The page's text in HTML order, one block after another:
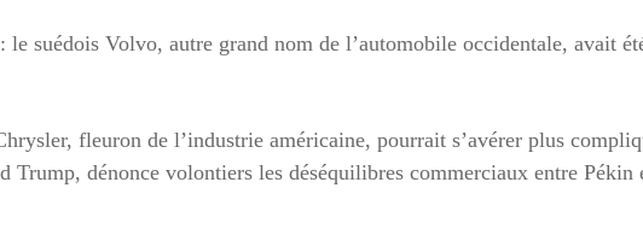
suédois Volvo, autre grand nom de l’automobile occidentale, avait
fleuron de l’industrie américaine, pourrait s’avérer plus
Trump, dénonce volontiers les déséquilibres commerciaux entre Pékin